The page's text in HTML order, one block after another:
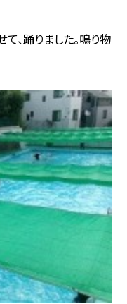
、踊りました。鳴り物